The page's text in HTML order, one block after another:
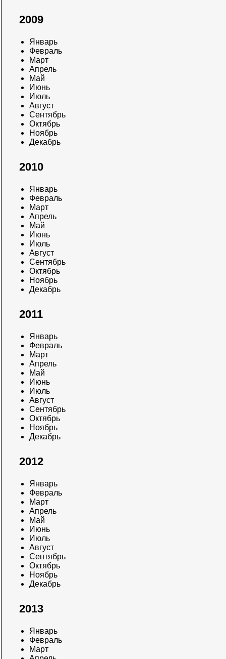
2009
Январь
Февраль
Март
Апрель
Май
Июнь
Июль
Август
Сентябрь
Октябрь
Ноябрь
Декабрь
2010
Январь
Февраль
Март
Апрель
Май
Июнь
Июль
Август
Сентябрь
Октябрь
Ноябрь
Декабрь
2011
Январь
Февраль
Март
Апрель
Май
Июнь
Июль
Август
Сентябрь
Октябрь
Ноябрь
Декабрь
2012
Январь
Февраль
Март
Апрель
Май
Июнь
Июль
Август
Сентябрь
Октябрь
Ноябрь
Декабрь
2013
Январь
Февраль
Март